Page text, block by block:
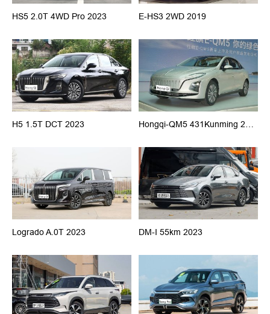
HS5 2.0T 4WD Pro 2023 E-HS3 2WD 2019
H5 1.5T DCT 2023 Hongqi-QM5 431Kunming 2022
Logrado A.0T 2023 DM-I 55km 2023